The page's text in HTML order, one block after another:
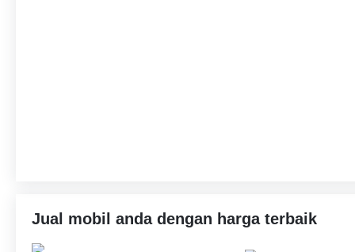
Jual mobil anda dengan harga terbaik